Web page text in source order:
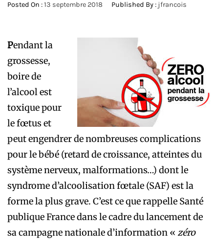
Posted On :13 septembre 2018 Published By : jfrancois
Pendant la
grossesse,
boire de
l’alcool est
toxique pour
le fœtus et
peut engendrer de nombreuses complications
pour le bébé (retard de croissance, atteintes du
système nerveux, malformations…) dont le
syndrome d’alcoolisation fœtale (SAF) est la
forme la plus grave. C’est ce que rappelle Santé
publique France dans le cadre du lancement de
sa campagne nationale d’information « zéro